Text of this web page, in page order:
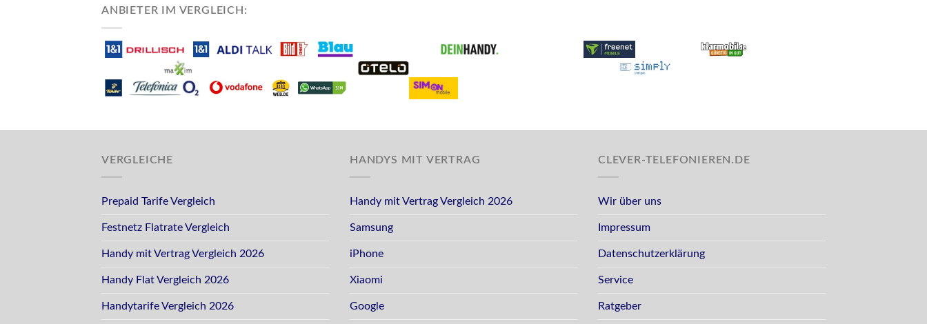
ANBIETER IM VERGLEICH:
VERGLEICHE
Prepaid Tarife Vergleich
Festnetz Flatrate Vergleich
Handy mit Vertrag Vergleich 2026
Handy Flat Vergleich 2026
Handytarife Vergleich 2026
HANDYS MIT VERTRAG
Handy mit Vertrag Vergleich 2026
Samsung
iPhone
Xiaomi
Google
CLEVER-TELEFONIEREN.DE
Wir über uns
Impressum
Datenschutzerklärung
Service
Ratgeber